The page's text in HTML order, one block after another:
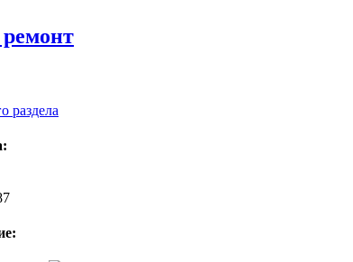
раздела